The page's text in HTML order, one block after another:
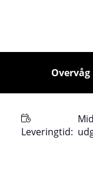
Overvåg
Leveringtid: